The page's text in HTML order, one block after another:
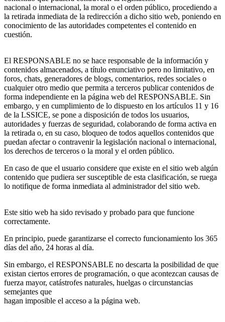
nacional o internacional, la moral o el orden público, procediendo a
la retirada inmediata de la redirección a dicho sitio web, poniendo en
conocimiento de las autoridades competentes el contenido en
cuestión.
El RESPONSABLE no se hace responsable de la información y
contenidos almacenados, a título enunciativo pero no limitativo, en
foros, chats, generadores de blogs, comentarios, redes sociales o
cualquier otro medio que permita a terceros publicar contenidos de
forma independiente en la página web del RESPONSABLE. Sin
embargo, y en cumplimiento de lo dispuesto en los artículos 11 y 16
de la LSSICE, se pone a disposición de todos los usuarios,
autoridades y fuerzas de seguridad, colaborando de forma activa en
la retirada o, en su caso, bloqueo de todos aquellos contenidos que
puedan afectar o contravenir la legislación nacional o internacional,
los derechos de terceros o la moral y el orden público.
En caso de que el usuario considere que existe en el sitio web algún
contenido que pudiera ser susceptible de esta clasificación, se ruega
lo notifique de forma inmediata al administrador del sitio web.
Este sitio web ha sido revisado y probado para que funcione
correctamente.
En principio, puede garantizarse el correcto funcionamiento los 365
días del año, 24 horas al día.
Sin embargo, el RESPONSABLE no descarta la posibilidad de que
existan ciertos errores de programación, o que acontezcan causas de
fuerza mayor, catástrofes naturales, huelgas o circunstancias
semejantes que
hagan imposible el acceso a la página web.